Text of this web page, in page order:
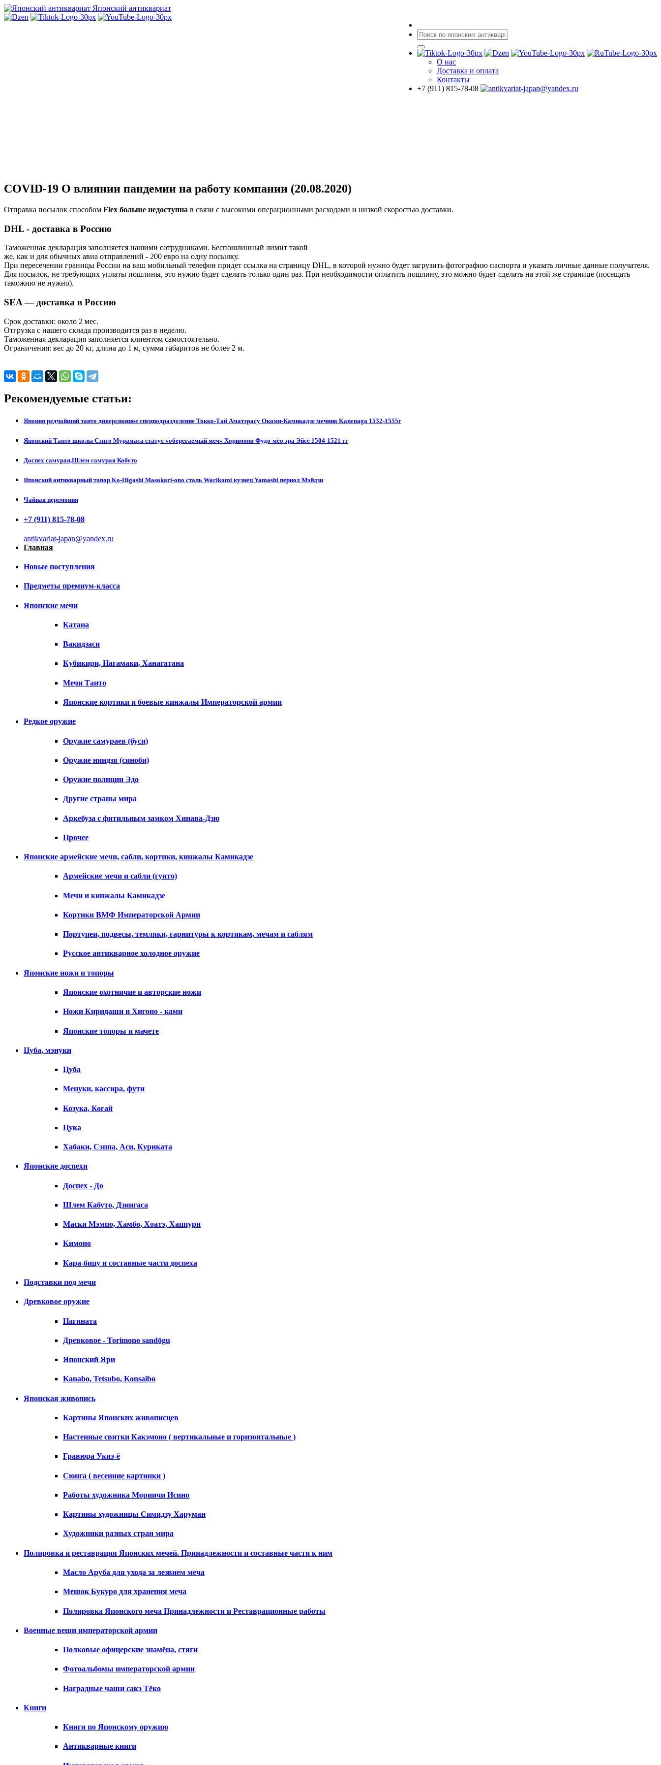
Японский антиквариат
О нас
Доставка и оплата
Контакты
+7 (911) 815-78-08
COVID-19 О влиянии пандемии на работу компании (20.08.2020)
Отправка посылок способом Flex больше недоступна в связи с высокими операционными расходами и низкой скоростью доставки.
DHL - доставка в Россию
Таможенная декларация заполняется нашими сотрудниками. Беспошлинный лимит такой
же, как и для обычных авиа отправлений - 200 евро на одну посылку.
При пересечении границы России на ваш мобильный телефон придет ссылка на страницу DHL, в которой нужно будет загрузить фотографию паспорта и указать личные данные получателя.
Для посылок, не требующих уплаты пошлины, это нужно будет сделать только один раз. При необходимости оплатить пошлину, это можно будет сделать на этой же странице (посещать
таможню не нужно).
SEA — доставка в Россию
Срок доставки: около 2 мес.
Отгрузка с нашего склада производится раз в неделю.
Таможенная декларация заполняется клиентом самостоятельно.
Ограничения: вес до 20 кг, длина до 1 м, сумма габаритов не более 2 м.
Рекомендуемые статьи:
Япония редчайший танто диверсионное спецподразделение Токко-Тай Аматэрасу Оками-Камикадзе мечник Kanenaga 1532-1555г
Японский Танто школы Сэнго Мурамаса статус «оберегаемый меч» Хоримоно Фудо-мёо эра Эйсё 1504-1521 гг
Доспех самурая,Шлем самурая Кобуто
Японский антикварный топор Ko-Higashi Masakari-ono сталь Warikomi кузнец Yamashi период Мэйдзи
Чайная церемония
+7 (911) 815-78-08
antikvariat-japan@yandex.ru
Главная
Новые поступления
Предметы премиум-класса
Японские мечи
Катана
Вакидзаси
Кубикири, Нагамаки, Ханагатана
Мечи Танто
Японские кортики и боевые кинжалы Императорской армии
Редкое оружие
Оружие самураев (буси)
Оружие ниндзя (синоби)
Оружие полиции Эдо
Другие страны мира
Аркебуза с фитильным замком Хинава-Дзю
Прочее
Японские армейские мечи, сабли, кортики, кинжалы Камикадзе
Армейские мечи и сабли (гунто)
Мечи и кинжалы Камикадзе
Кортики ВМФ Императорской Армии
Портупеи, подвесы, темляки, гарнитуры к кортикам, мечам и саблям
Русское антикварное холодное оружие
Японские ножи и топоры
Японские охотничие и авторские ножи
Ножи Киридаши и Хигоно - ками
Японские топоры и мачете
Цуба, мэнуки
Цуба
Менуки, кассира, фути
Козука, Когай
Цука
Хабаки, Сэппа, Аси, Куриката
Японские доспехи
Доспех - До
Шлем Кабуто, Дзингаса
Маски Мэмпо, Хамбо, Хоатэ, Хаппури
Кимоно
Кара-бицу и составные части доспеха
Подставки под мечи
Древковое оружие
Нагината
Древковое - Torimono sandōgu
Японский Яри
Kanabo, Tetsubo, Konsaibo
Японская живопись
Картины Японских живописцев
Настенные свитки Какэмоно ( вертикальные и горизонтальные )
Гравюра Укиэ-ё
Сюнга ( весенние картинки )
Работы художника Мориичи Исино
Картины художницы Симидзу Харуман
Художники разных стран мира
Полировка и реставрация Японских мечей. Принадлежности и составные части к ним
Масло Аруба для ухода за лезвием меча
Мешок Букуро для хранения меча
Полировка Японского меча Принадлежности и Реставрационные работы
Военные вещи императорской армии
Полковые офицерские знамёна, стяги
Фотоальбомы императорской армии
Наградные чаши сакэ Тёко
Книги
Книги по Японскому оружию
Антикварные книги